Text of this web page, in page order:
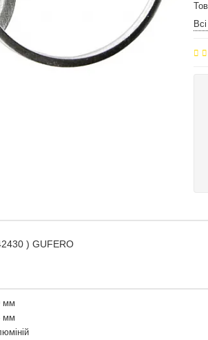
) GUFERO
мм
мм